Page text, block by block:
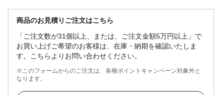
商品のお見積りご注文はこちら
「ご注文数が31個以上、または、ご注文金額5万円以上」で
お買い上げご希望のお客様は、在庫・納期を確認いたしま
す。こちらよりお問い合わせください。
※このフォームからのご注文は、各種ポイントキャンペーン対象外と
なります。